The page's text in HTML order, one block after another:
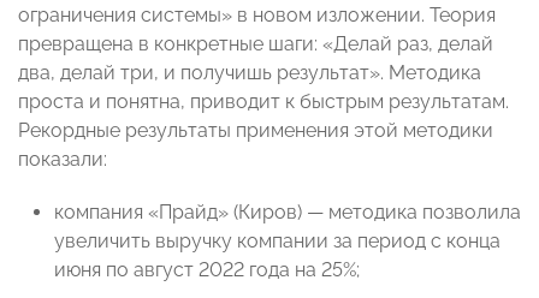
ограничения системы» в новом изложении. Теория
превращена в конкретные шаги: «Делай раз, делай
два, делай три, и получишь результат». Методика
проста и понятна, приводит к быстрым результатам.
Рекордные результаты применения этой методики
показали:
компания «Прайд» (Киров) — методика позволила
увеличить выручку компании за период с конца
июня по август 2022 года на 25%;